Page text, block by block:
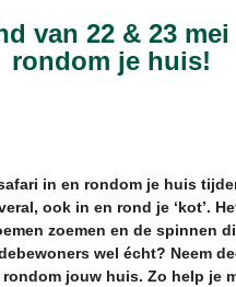
van 22 & 23
rondom je huis!
in en rondom je huis
ook in en rond je ‘kot’.
zoemen en de spinnen
wel écht? Neem
jouw huis. Zo help je